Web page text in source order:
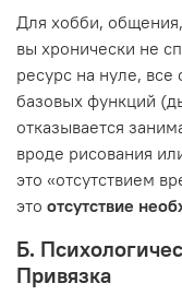
Для хобби,
вы хронически не
ресурс на нуле,
базовых функций
отказывается
вроде рисования
это «отсутствием
это отсутствие
Б.
Привязка